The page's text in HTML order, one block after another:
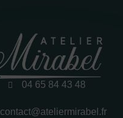
04 65 84 43 48
contact@ateliermirabel.fr